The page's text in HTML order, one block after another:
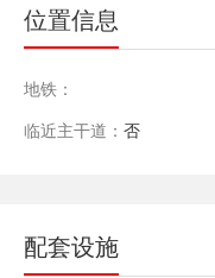
位置信息
地铁：
临近主干道： 否
配套设施